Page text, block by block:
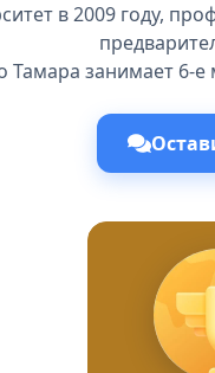
в 2009 году,
Тамара занимает 6-е